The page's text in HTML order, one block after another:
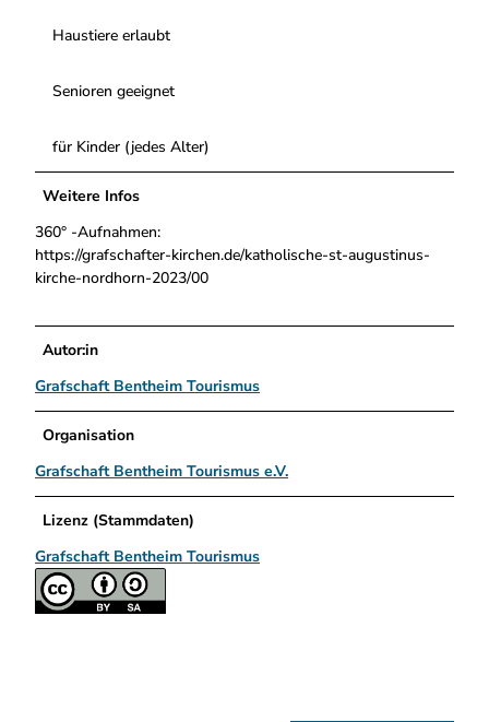
Haustiere erlaubt
Senioren geeignet
für Kinder (jedes Alter)
Weitere Infos
360° -Aufnahmen:
https://grafschafter-kirchen.de/katholische-st-augustinus-
kirche-nordhorn-2023/00
Autor:in
Grafschaft Bentheim Tourismus
Organisation
Grafschaft Bentheim Tourismus e.V.
Lizenz (Stammdaten)
Grafschaft Bentheim Tourismus